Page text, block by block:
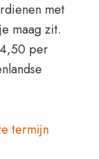
met
maag zit.
per
termijn